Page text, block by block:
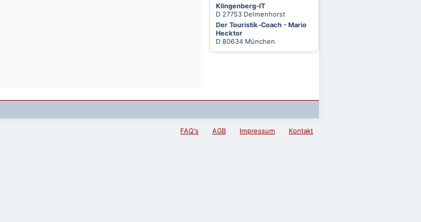
Klingenberg-IT
D 27753 Delmenhorst
Der Touristik-Coach - Mario
Hecktor
D 80634 München
FAQ's AGB Impressum Kontakt